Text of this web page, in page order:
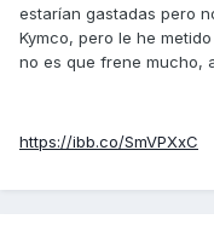
Un saludo.
estarían gastadas pero
Kymco, pero le he
no es que frene mucho,
https://ibb.co/SmVPXxC